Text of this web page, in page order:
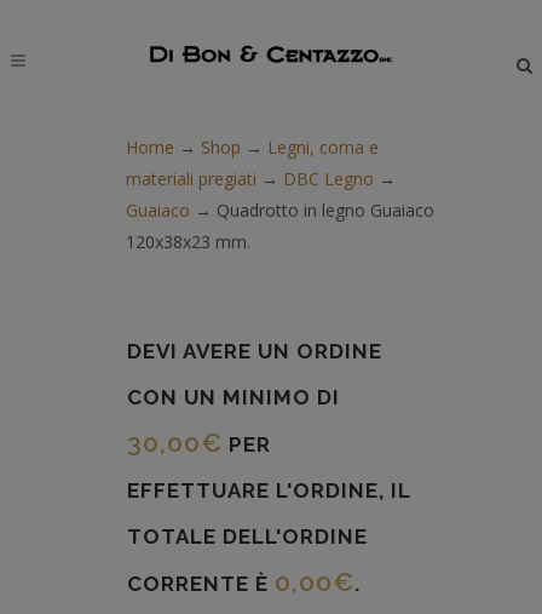
Home → Shop → Legni, corna e
materiali pregiati → DBC Legno →
Guaiaco → Quadrotto in legno Guaiaco
120x38x23 mm.
DEVI AVERE UN ORDINE
CON UN MINIMO DI
30,00€ PER
EFFETTUARE L'ORDINE, IL
TOTALE DELL'ORDINE
CORRENTE È 0,00€.